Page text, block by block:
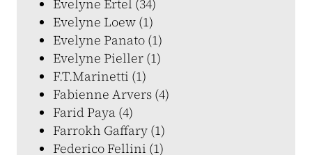
Evelyne Ertel (34)
Evelyne Loew (1)
Evelyne Panato (1)
Evelyne Pieller (1)
F.T.Marinetti (1)
Fabienne Arvers (4)
Farid Paya (4)
Farrokh Gaffary (1)
Federico Fellini (1)